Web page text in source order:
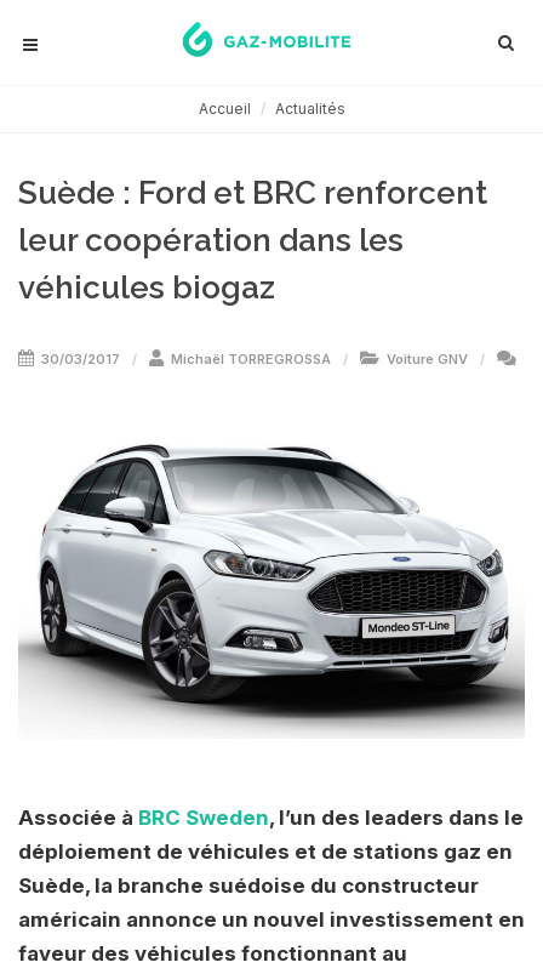
Accueil Actualités
Suède : Ford et BRC renforcent
leur coopération dans les
véhicules biogaz
30/03/2017 Michaël TORREGROSSA Voiture GNV
Associée à BRC Sweden, l’un des leaders dans le
déploiement de véhicules et de stations gaz en
Suède, la branche suédoise du constructeur
américain annonce un nouvel investissement en
faveur des véhicules fonctionnant au